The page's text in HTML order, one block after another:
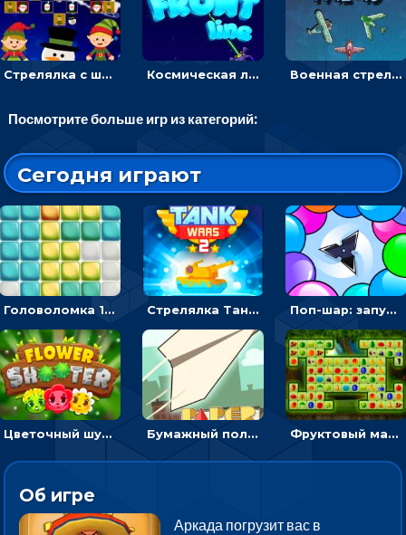
Стрелялка с шариками по рождественским эльфам Космическая линия фронта: соединять корабли и побеждать инопланетян Военная стрелялка в воздухе: лететь и уничтожать истребители
Посмотрите больше игр из категорий:
Сегодня играют
Головоломка 10х10 Стрелялка Танковые войны: бить по танку врага, чтобы уничтожить зло Поп-шар: запускать колючку, чтобы лопать воздушные шарики
Цветочный шутер: стрелять пчелками по цветам Бумажный полет: бросай самолетик и собери бонусы Фруктовый маджонг - найти одинаковые плитки головоломки
Об игре
Аркада погрузит вас в